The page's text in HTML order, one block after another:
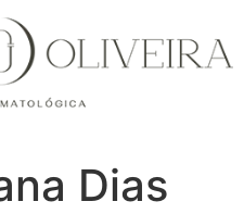
Dias